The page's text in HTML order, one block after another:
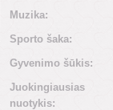
Muzika:
Sporto šaka:
Gyvenimo šūkis:
Juokingiausias
nuotykis: